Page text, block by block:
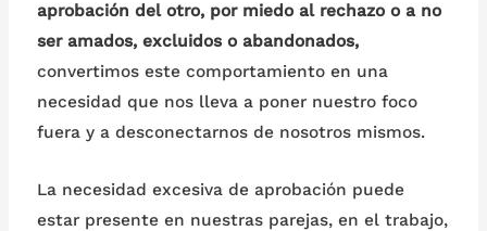
aprobación del otro, por miedo al rechazo o a no
ser amados, excluidos o abandonados,
convertimos este comportamiento en una
necesidad que nos lleva a poner nuestro foco
fuera y a desconectarnos de nosotros mismos.
La necesidad excesiva de aprobación puede
estar presente en nuestras parejas, en el trabajo,